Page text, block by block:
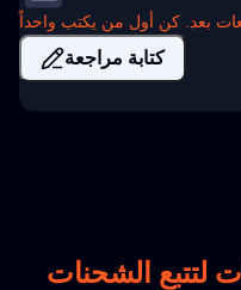
كتابة مراجعة
لتتبع الشحنات